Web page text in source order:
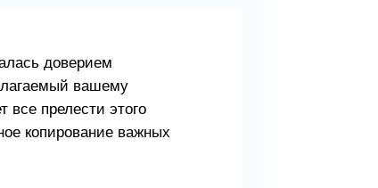
доверием
вашему
прелести этого
копирование важных